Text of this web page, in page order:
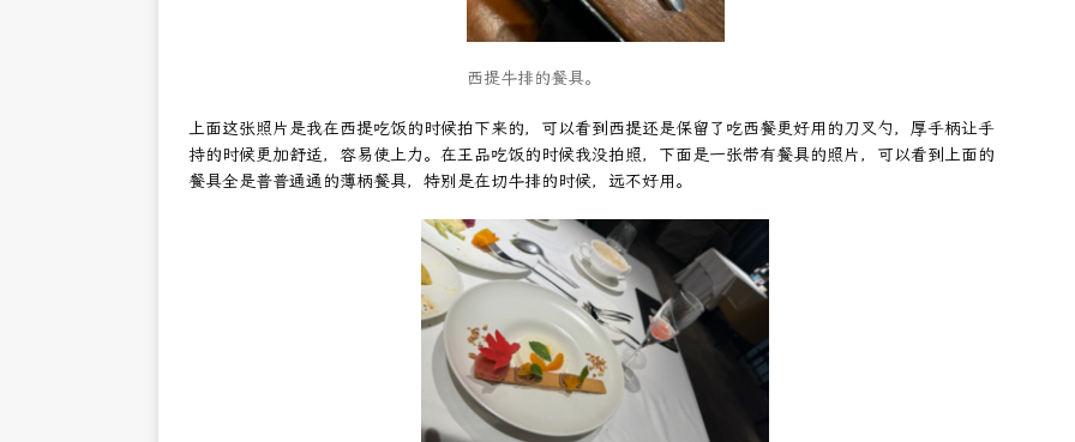
西提牛排的餐具。
上面这张照片是我在西提吃饭的时候拍下来的，可以看到西提还是保留了吃西餐更好用的刀叉勺，厚手柄让手
持的时候更加舒适，容易使上力。在王品吃饭的时候我没拍照，下面是一张带有餐具的照片，可以看到上面的
餐具全是普普通通的薄柄餐具，特别是在切牛排的时候，远不好用。